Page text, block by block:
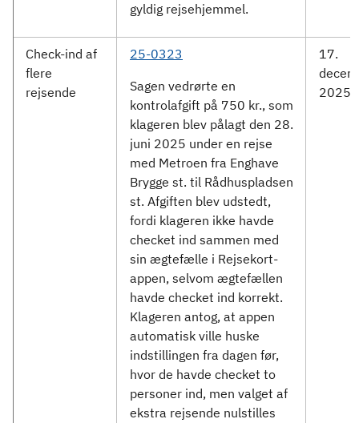
gyldig rejsehjemmel.
Check-ind af
flere
rejsende
25-0323
Sagen vedrørte en
kontrolafgift på 750 kr., som
klageren blev pålagt den 28.
juni 2025 under en rejse
med Metroen fra Enghave
Brygge st. til Rådhuspladsen
st. Afgiften blev udstedt,
fordi klageren ikke havde
checket ind sammen med
sin ægtefælle i Rejsekort-
appen, selvom ægtefællen
havde checket ind korrekt.
Klageren antog, at appen
automatisk ville huske
indstillingen fra dagen før,
hvor de havde checket to
personer ind, men valget af
ekstra rejsende nulstilles
17.
2025